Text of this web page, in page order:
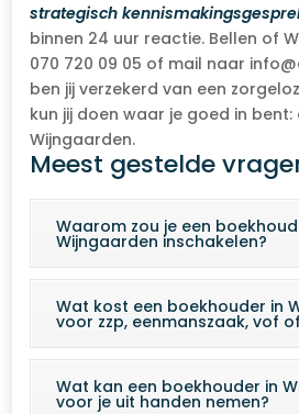
strategisch
binnen 24 uur reactie. Bellen of
070 720 09 05 of mail naar
ben jij verzekerd van een
kun jij doen waar je goed in bent:
Wijngaarden.
Meest gestelde
Waarom zou je een
Wijngaarden inschakelen?
Wat kost een boekhouder in
voor zzp, eenmanszaak, vof
Wat kan een boekhouder in
voor je uit handen nemen?